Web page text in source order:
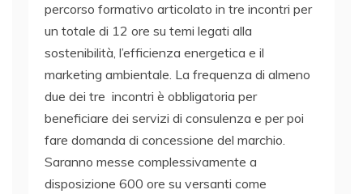
percorso formativo articolato in tre incontri per
un totale di 12 ore su temi legati alla
sostenibilità, l’efficienza energetica e il
marketing ambientale. La frequenza di almeno
due dei tre incontri è obbligatoria per
beneficiare dei servizi di consulenza e per poi
fare domanda di concessione del marchio.
Saranno messe complessivamente a
disposizione 600 ore su versanti come